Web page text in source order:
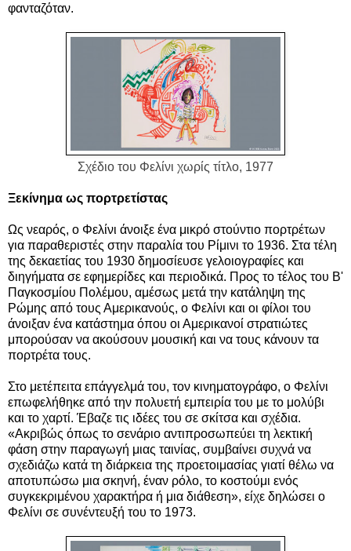
φανταζόταν.
Σχέδιο του Φελίνι χωρίς τίτλο, 1977
Ξεκίνημα ως πορτρετίστας
Ως νεαρός, ο Φελίνι άνοιξε ένα μικρό στούντιο πορτρέτων
για παραθεριστές στην παραλία του Ρίμινι το 1936. Στα τέλη
της δεκαετίας του 1930 δημοσίευσε γελοιογραφίες και
διηγήματα σε εφημερίδες και περιοδικά. Προς το τέλος του Β'
Παγκοσμίου Πολέμου, αμέσως μετά την κατάληψη της
Ρώμης από τους Αμερικανούς, ο Φελίνι και οι φίλοι του
άνοιξαν ένα κατάστημα όπου οι Αμερικανοί στρατιώτες
μπορούσαν να ακούσουν μουσική και να τους κάνουν τα
πορτρέτα τους.
Στο μετέπειτα επάγγελμά του, τον κινηματογράφο, ο Φελίνι
επωφελήθηκε από την πολυετή εμπειρία του με το μολύβι
και το χαρτί. Έβαζε τις ιδέες του σε σκίτσα και σχέδια.
«Ακριβώς όπως το σενάριο αντιπροσωπεύει τη λεκτική
φάση στην παραγωγή μιας ταινίας, συμβαίνει συχνά να
σχεδιάζω κατά τη διάρκεια της προετοιμασίας γιατί θέλω να
αποτυπώσω μια σκηνή, έναν ρόλο, το κοστούμι ενός
συγκεκριμένου χαρακτήρα ή μια διάθεση», είχε δηλώσει ο
Φελίνι σε συνέντευξή του το 1973.